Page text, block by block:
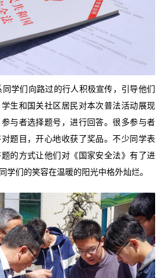
学们向路过的行人积极宣传，引导他们
生和国关社区居民对本次普法活动展现
与者选择题号，进行回答。很多参与者
题目，开心地收获了奖品。不少同学表
的方式让他们对《国家安全法》有了进
学们的笑容在温暖的阳光中格外灿烂。